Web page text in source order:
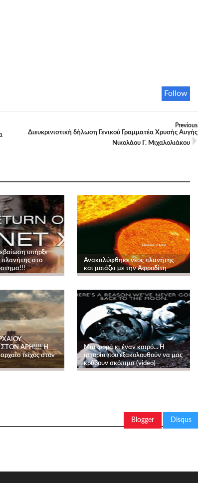
Follow
Previous
Διευκρινιστική δήλωση Γενικού Γραμματέα Χρυσής Αυγής
Νικολάου Γ. Μιχαλολιάκου
υπήρξε
πλανήτης στο
Ανακαλύφθηκε νέος πλανήτης
και μοιάζει με την Αφροδίτη
ΣΤΟΝ ΑΡΗ!!!! Η
τείχος στον
Μια φορά κι έναν καιρό... Η
ιστορία που εξακολουθούν να μας
κρύβουν σκόπιμα (video)
Blogger Disqus